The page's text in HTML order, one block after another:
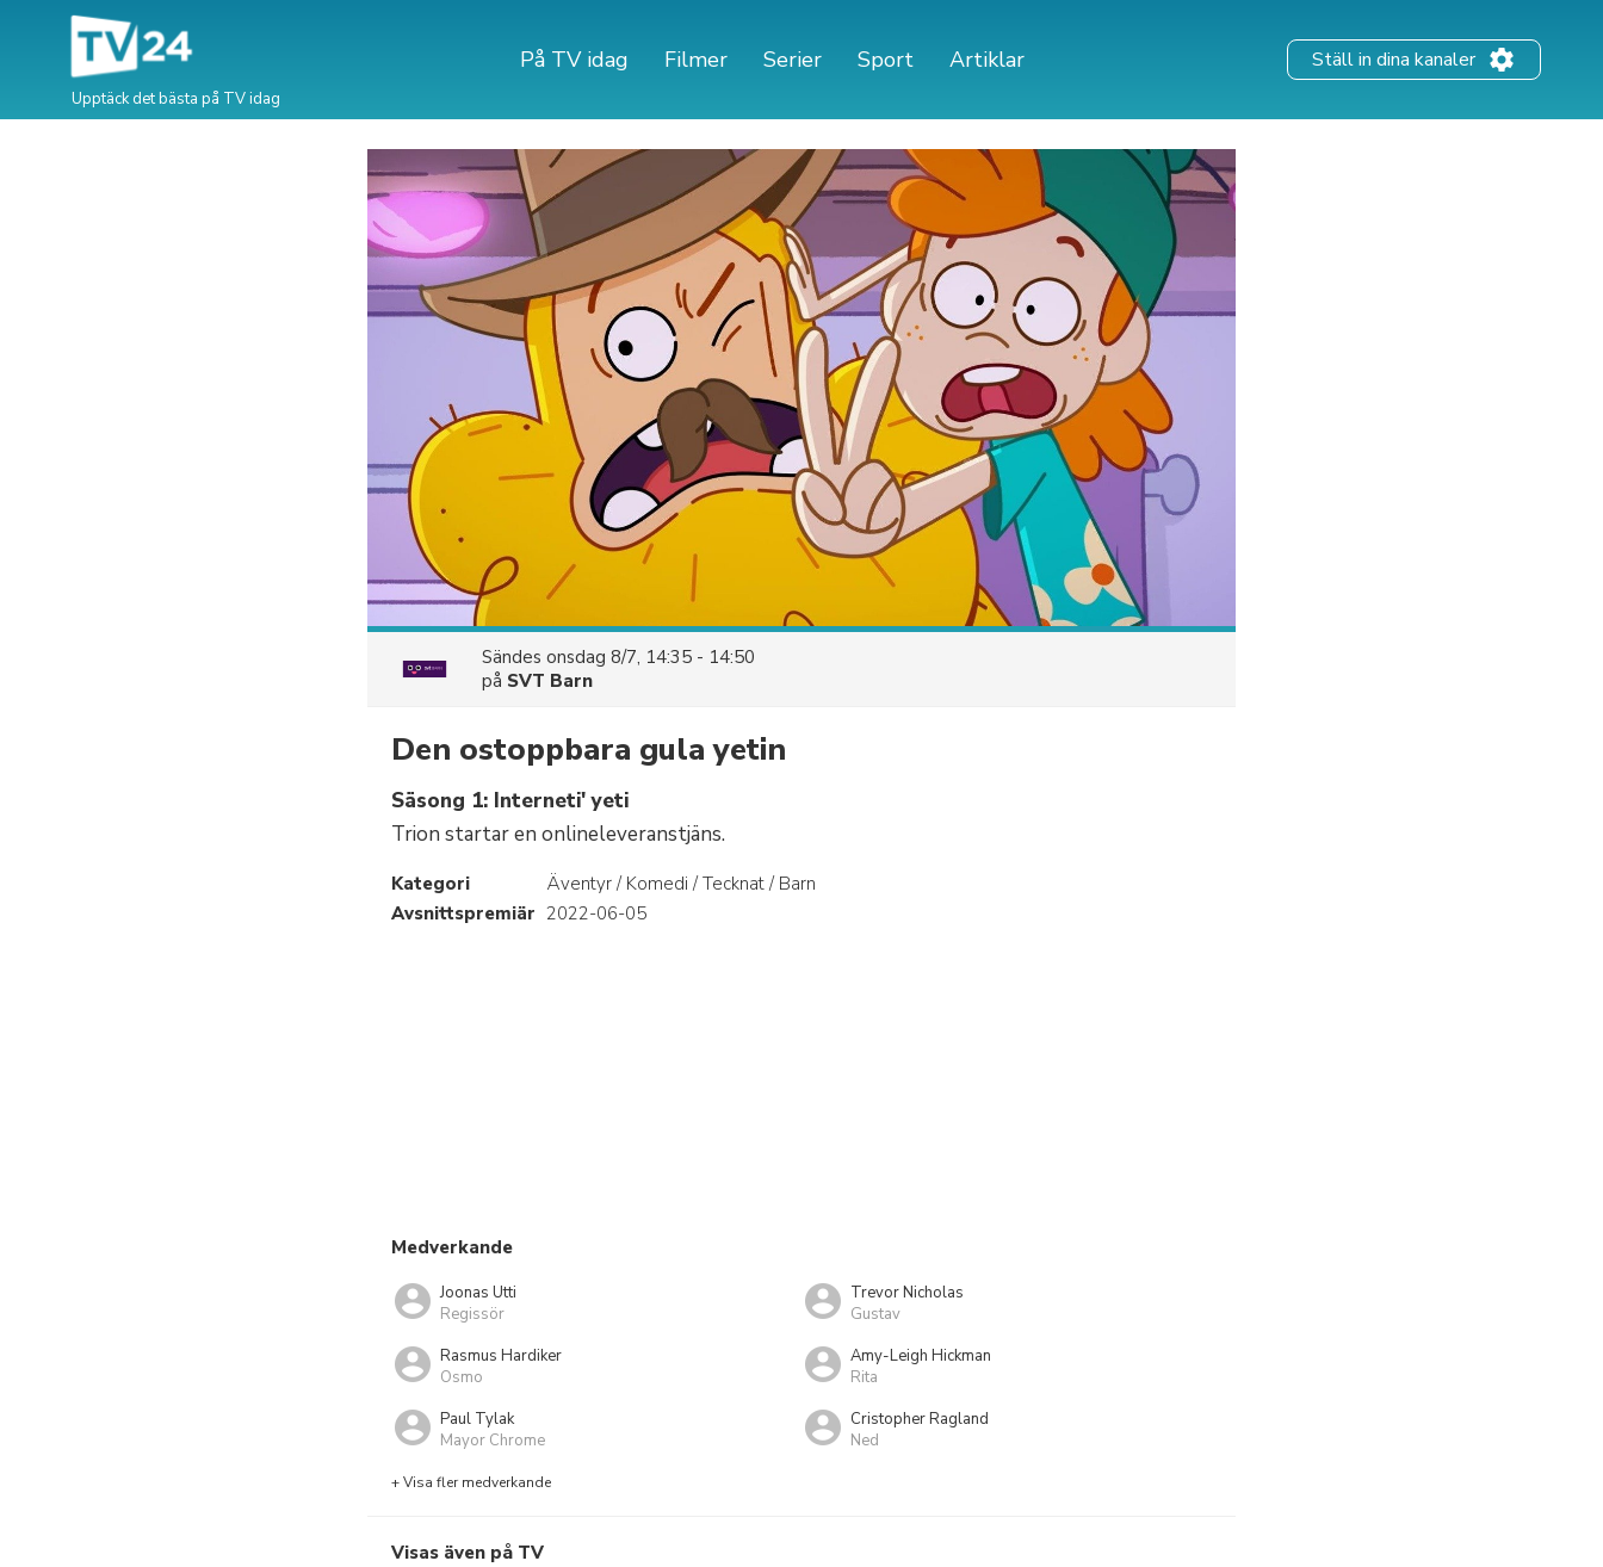
Upptäck det bästa på TV idag
På TV idag Filmer Serier Sport Artiklar Ställ in dina kanaler
Sändes onsdag 8/7, 14:35 - 14:50
på SVT Barn
Den ostoppbara gula yetin
Säsong 1: Interneti' yeti
Trion startar en onlineleveranstjäns.
Kategori
Äventyr / Komedi / Tecknat / Barn
Avsnittspremiär 2022-06-05
Medverkande
Joonas Utti
Regissör
Trevor Nicholas
Gustav
Rasmus Hardiker
Osmo
Amy-Leigh Hickman
Rita
Paul Tylak
Mayor Chrome
Cristopher Ragland
Ned
+ Visa fler medverkande
Visas även på TV